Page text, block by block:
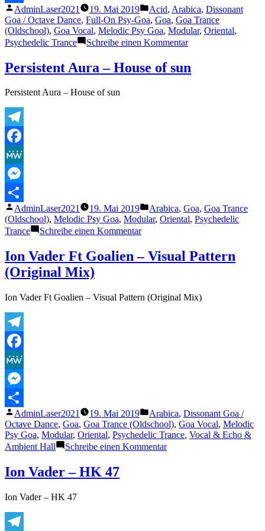
Teilen
Veröffentlicht
von
AdminLaser2021 19. Mai 2019
Veröffentlicht
unter
Acid, Arabica, Dissonant
Goa / Octave Dance, Full-On Psy-Goa, Goa, Goa Trance
(Oldschool), Goa Vocal, Melodic Psy Goa, Modular, Oriental,
Psychedelic Trance
Schreibe einen Kommentarzu
&
Persistent Aura – House of sun
Persistent Aura – House of sun
Telegram
Facebook
MeWe
Messenger
Teilen
Veröffentlicht
von
AdminLaser2021 19. Mai 2019
Veröffentlicht
unter
Arabica, Goa, Goa Trance
(Oldschool), Melodic Psy Goa, Modular, Oriental, Psychedelic
Trance
Schreibe einen Kommentarzu
Aura
–
sun
Ion Vader Ft Goalien – Visual Pattern
(Original Mix)
Ion Vader Ft Goalien – Visual Pattern (Original Mix)
Telegram
Facebook
MeWe
Messenger
Teilen
Veröffentlicht
von
AdminLaser2021 19. Mai 2019
Veröffentlicht
unter
Arabica, Dissonant Goa /
Octave Dance, Goa, Goa Trance (Oldschool), Goa Vocal, Melodic
Psy Goa, Modular, Oriental, Psychedelic Trance, Vocal & Echo &
Ambient Hall
Schreibe einen Kommentarzu
Ion Vader – HK 47
Ion Vader – HK 47